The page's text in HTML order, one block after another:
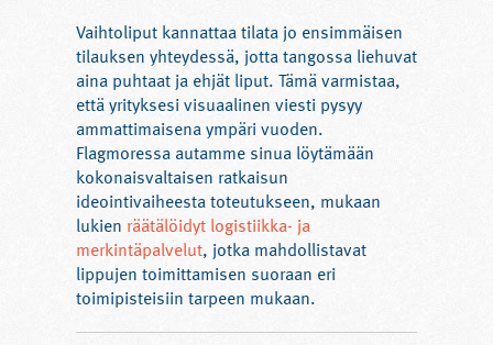
Vaihtoliput kannattaa tilata jo ensimmäisen
tilauksen yhteydessä, jotta tangossa liehuvat
aina puhtaat ja ehjät liput. Tämä varmistaa,
että yrityksesi visuaalinen viesti pysyy
ammattimaisena ympäri vuoden.
Flagmoressa autamme sinua löytämään
kokonaisvaltaisen ratkaisun
ideointivaiheesta toteutukseen, mukaan
lukien räätälöidyt logistiikka- ja
merkintäpalvelut, jotka mahdollistavat
lippujen toimittamisen suoraan eri
toimipisteisiin tarpeen mukaan.